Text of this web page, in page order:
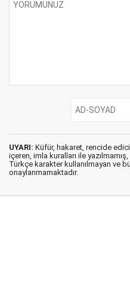
UYARI: Küfür, hakaret, rencide
içeren, imla kuralları ile yazılmamış,
Türkçe karakter kullanılmayan ve
onaylanmamaktadır.